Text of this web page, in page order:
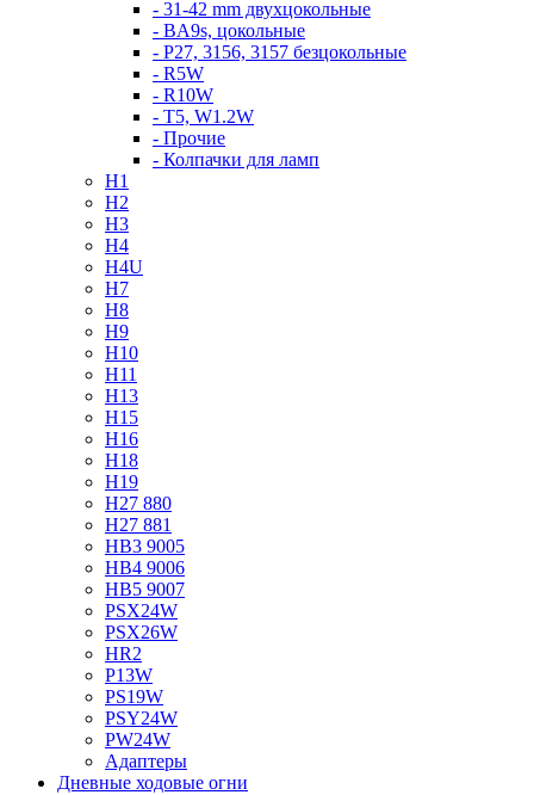
- 31-42 mm двухцокольные
- BA9s, цокольные
- P27, 3156, 3157 безцокольные
- R5W
- R10W
- T5, W1.2W
- Прочие
- Колпачки для ламп
H1
H2
H3
H4
H4U
H7
H8
H9
H10
H11
H13
H15
H16
H18
H19
H27 880
H27 881
HB3 9005
HB4 9006
HB5 9007
PSX24W
PSX26W
HR2
P13W
PS19W
PSY24W
PW24W
Адаптеры
Дневные ходовые огни